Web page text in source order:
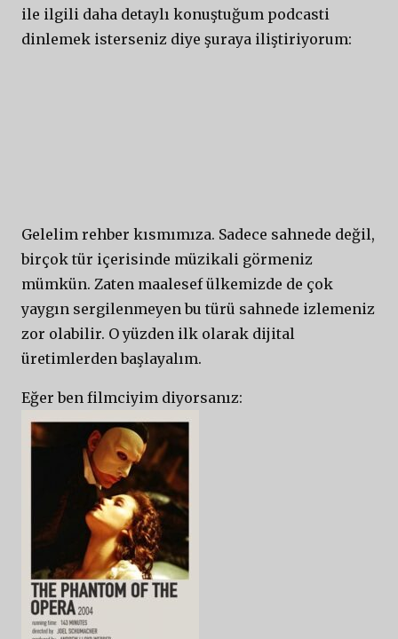
ile ilgili daha detaylı konuştuğum podcasti
dinlemek isterseniz diye şuraya iliştiriyorum:
Gelelim rehber kısmımıza. Sadece sahnede değil,
birçok tür içerisinde müzikali görmeniz
mümkün. Zaten maalesef ülkemizde de çok
yaygın sergilenmeyen bu türü sahnede izlemeniz
zor olabilir. O yüzden ilk olarak dijital
üretimlerden başlayalım.
Eğer ben filmciyim diyorsanız: